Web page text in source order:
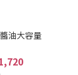
油大容量